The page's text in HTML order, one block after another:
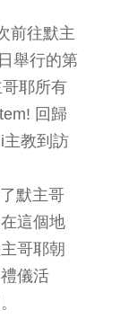
前往默主
舉行的第
耶所有
回歸
主教到訪
默主哥
這個地
哥耶朝
儀活